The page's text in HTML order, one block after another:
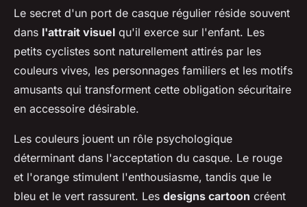
Le secret d'un port de casque régulier réside souvent
dans l'attrait visuel qu'il exerce sur l'enfant. Les
petits cyclistes sont naturellement attirés par les
couleurs vives, les personnages familiers et les motifs
amusants qui transforment cette obligation sécuritaire
en accessoire désirable.
Les couleurs jouent un rôle psychologique
déterminant dans l'acceptation du casque. Le rouge
et l'orange stimulent l'enthousiasme, tandis que le
bleu et le vert rassurent. Les designs cartoon créent